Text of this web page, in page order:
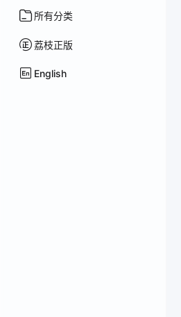
所有分类
荔枝正版
English